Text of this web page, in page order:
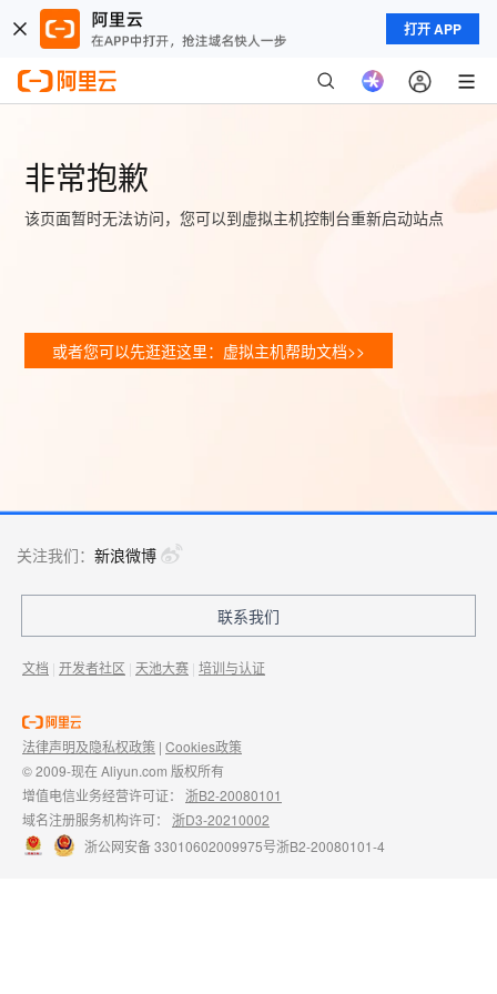
打开 APP
非常抱歉
该页面暂时无法访问，您可以到虚拟主机控制台重新启动站点
或者您可以先逛逛这里：虚拟主机帮助文档>>